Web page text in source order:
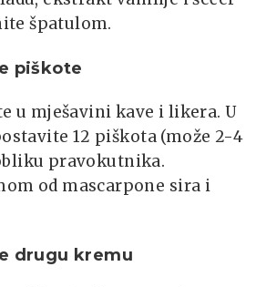
špatulom.
piškote
u mješavini kave i likera. U
12 piškota (može 2-4
pravokutnika.
od mascarpone sira i
drugu kremu